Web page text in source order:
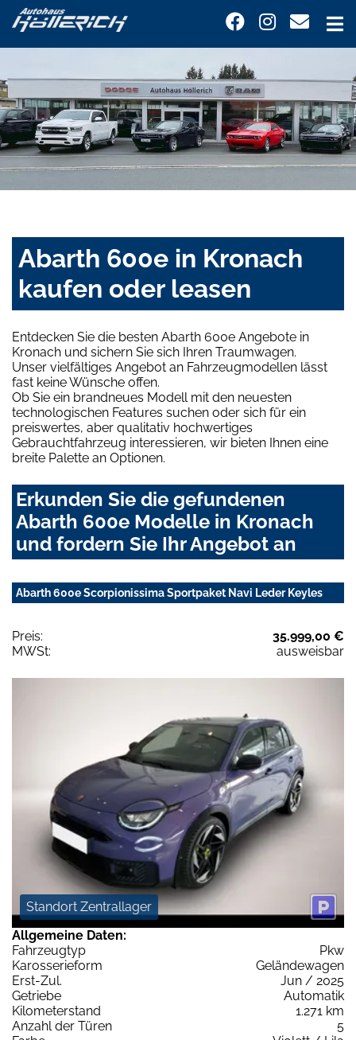
Abarth 600e in Kronach
kaufen oder leasen
Entdecken Sie die besten Abarth 600e Angebote in
Kronach und sichern Sie sich Ihren Traumwagen.
Unser vielfältiges Angebot an Fahrzeugmodellen lässt
fast keine Wünsche offen.
Ob Sie ein brandneues Modell mit den neuesten
technologischen Features suchen oder sich für ein
preiswertes, aber qualitativ hochwertiges
Gebrauchtfahrzeug interessieren, wir bieten Ihnen eine
breite Palette an Optionen.
Erkunden Sie die gefundenen
Abarth 600e Modelle in Kronach
und fordern Sie Ihr Angebot an
Abarth 600e Scorpionissima Sportpaket Navi Leder Keyles
Preis:
35.999,00 €
MWSt:
ausweisbar
Standort Zentrallager
Allgemeine Daten:
Fahrzeugtyp
Pkw
Karosserieform
Geländewagen
Erst-Zul.
Jun / 2025
Getriebe
Automatik
Kilometerstand
1.271 km
Anzahl der Türen
5